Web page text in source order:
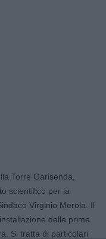
Torre Garisenda,
scientifico per la
Virginio Merola. Il
delle prime
Si tratta di particolari